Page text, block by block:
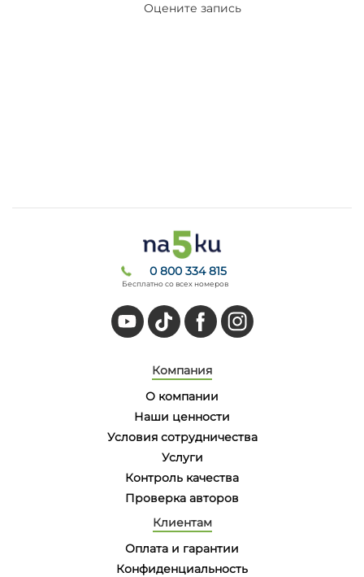
Оцените запись
0 800 334 815
Бесплатно со всех номеров
Компания
О компании
Наши ценности
Условия сотрудничества
Услуги
Контроль качества
Проверка авторов
Клиентам
Оплата и гарантии
Конфиденциальность